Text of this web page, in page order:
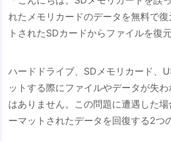
れたメモリカードのデータを無料で
トされたSDカードからファイルを復
ハードドライブ、SDメモリカード、
ットする際にファイルやデータが失
はありません。この問題に遭遇した
ーマットされたデータを回復する2つ